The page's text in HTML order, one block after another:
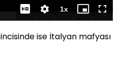
Süre
1xOynatma
Hızı
Mini
oynatıcı
Tam
Ekran
ise İtalyan mafyası